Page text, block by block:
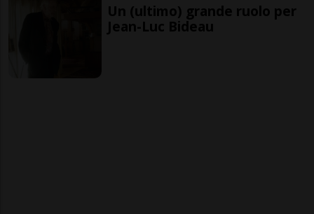
Un (ultimo) grande ruolo per
Jean-Luc Bideau